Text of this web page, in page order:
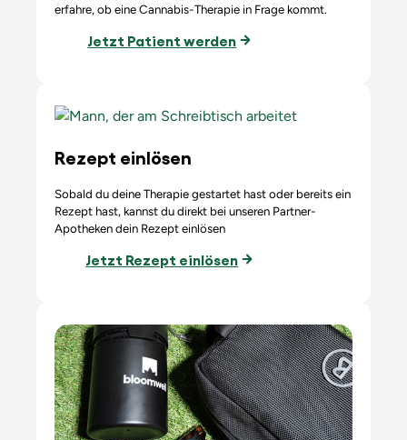
erfahre, ob eine Cannabis-Therapie in Frage kommt.
Jetzt Patient werden
Rezept einlösen
Sobald du deine Therapie gestartet hast oder bereits ein
Rezept hast, kannst du direkt bei unseren Partner-
Apotheken dein Rezept einlösen
Jetzt Rezept einlösen